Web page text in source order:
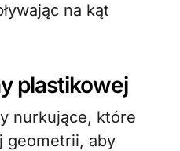
na kąt
plastikowej
nurkujące, które
geometrii, aby